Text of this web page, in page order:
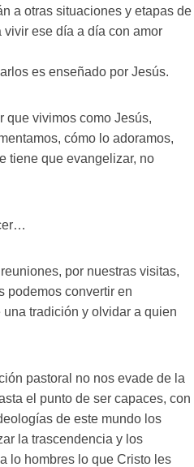
a otras situaciones y etapas de
ese día a día con amor
es enseñado por Jesús.
que vivimos como Jesús,
cómo lo adoramos,
tiene que evangelizar, no
por nuestras visitas,
podemos convertir en
tradición y olvidar a quien
pastoral no nos evade de la
el punto de ser capaces, con
de este mundo los
la trascendencia y los
lo hombres lo que Cristo les